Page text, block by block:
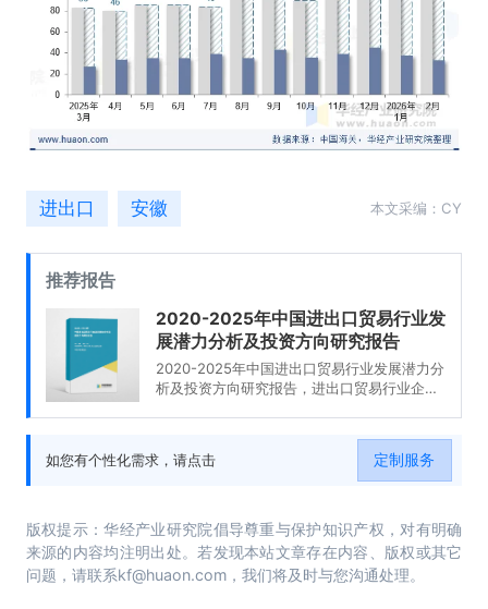
进出口 安徽 本文采编：CY
推荐报告
2020-2025年中国进出口贸易行业发
展潜力分析及投资方向研究报告
2020-2025年中国进出口贸易行业发展潜力分
析及投资方向研究报告，进出口贸易行业企业
国进出口贸易行业发展战略及规划建议。
如您有个性化需求，请点击 定制服务
版权提示：华经产业研究院倡导尊重与保护知识产权，对有明确
来源的内容均注明出处。若发现本站文章存在内容、版权或其它
问题，请联系kf@huaon.com，我们将及时与您沟通处理。